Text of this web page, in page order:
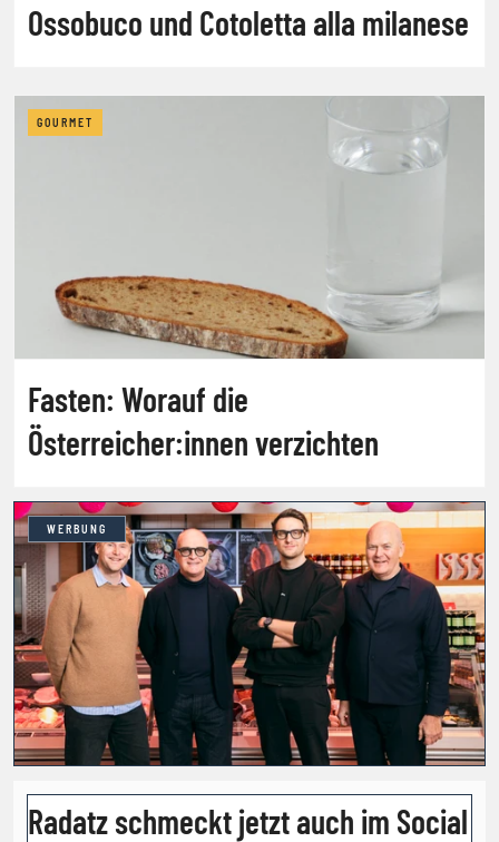
Ossobuco und Cotoletta alla milanese
GOURMET
Fasten: Worauf die
Österreicher:innen verzichten
WERBUNG
Radatz schmeckt jetzt auch im Social